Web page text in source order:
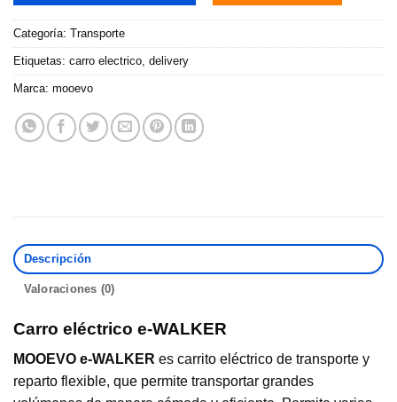
Categoría: Transporte
Etiquetas: carro electrico delivery
Marca: mooevo
Descripción
Valoraciones (0)
Carro eléctrico e-WALKER
MOOEVO e-WALKER es carrito eléctrico de transporte y
reparto flexible, que permite transportar grandes